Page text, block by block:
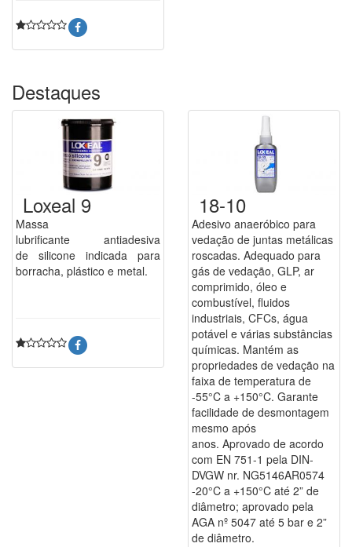
Destaques
Loxeal 9
Massa
lubrificante antiadesiva
de silicone indicada para
borracha, plástico e metal.
18-10
Adesivo anaeróbico para
vedação de juntas metálicas
roscadas. Adequado para
gás de vedação, GLP, ar
comprimido, óleo e
combustível, fluidos
industriais, CFCs, água
potável e várias substâncias
químicas. Mantém as
propriedades de vedação na
faixa de temperatura de
-55°C a +150°C. Garante
facilidade de desmontagem
mesmo após
anos. Aprovado de acordo
com EN 751-1 pela DIN-
DVGW nr. NG5146AR0574
-20°C a +150°C até 2” de
diâmetro; aprovado pela
AGA nº 5047 até 5 bar e 2”
de diâmetro.